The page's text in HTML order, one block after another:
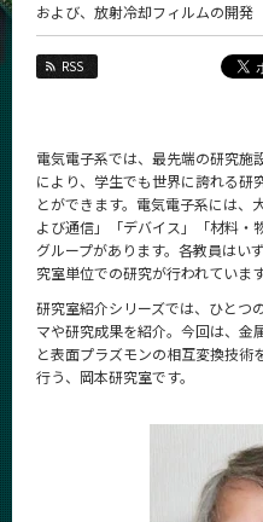
および、放射冷却フィルムの開発
RSS
電気電子系では、最先端の研究施
により、学生でも世界に誇れる研
とができます。電気電子系には、
よび通信」「デバイス」「材料・
グループがあります。各教員はい
究室単位での研究が行われています
研究室紹介シリーズでは、ひとつ
マや研究成果を紹介。今回は、金
と表面プラズモンの相互変換技術
行う、岡本研究室です。
教員・研究室
Faculty and Laboratories
入学案内
Admissions
電気電子系 News
News
News 一覧
カテゴリ別
課程別